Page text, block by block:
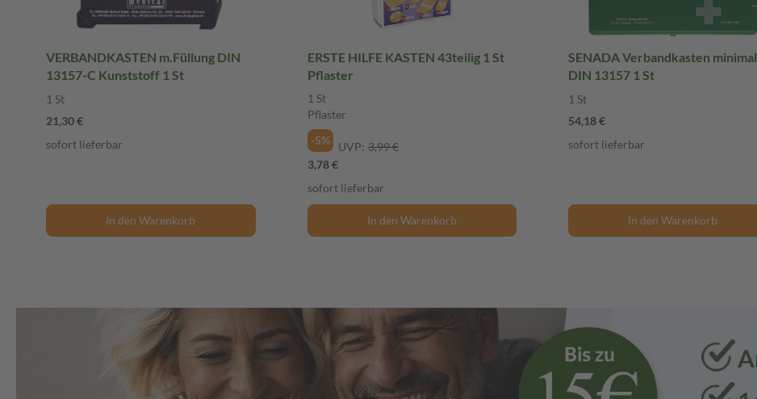
VERBANDKASTEN m.Füllung DIN
13157-C Kunststoff 1 St
1 St
21,30 €
sofort lieferbar
In den Warenkorb
ERSTE HILFE KASTEN 43teilig 1 St
Pflaster
1 St
Pflaster
-5%
UVP: 3,99 €
3,78 €
sofort lieferbar
In den Warenkorb
SENADA Verbandkasten minimal
DIN 13157 1 St
1 St
54,18 €
sofort lieferbar
In den Warenkorb